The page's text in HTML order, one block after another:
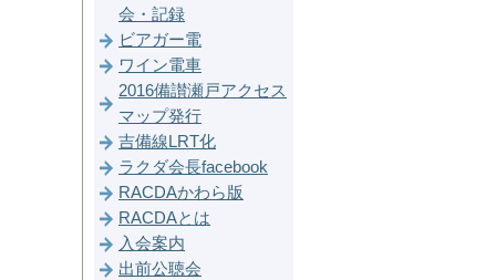
会・記録
ビアガー電
ワイン電車
2016備讃瀬戸アクセス
マップ発行
吉備線LRT化
ラクダ会長facebook
RACDAかわら版
RACDAとは
入会案内
出前公聴会